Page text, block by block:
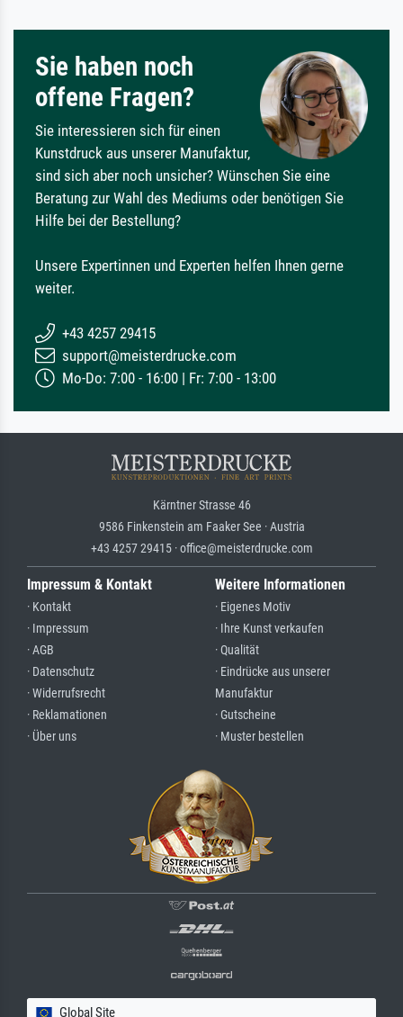
Sie haben noch
offene Fragen?
Sie interessieren sich für einen
Kunstdruck aus unserer Manufaktur,
sind sich aber noch unsicher? Wünschen Sie eine
Beratung zur Wahl des Mediums oder benötigen Sie
Hilfe bei der Bestellung?
Unsere Expertinnen und Experten helfen Ihnen gerne
weiter.
+43 4257 29415
support@meisterdrucke.com
Mo-Do: 7:00 - 16:00 | Fr: 7:00 - 13:00
Kärntner Strasse 46
9586 Finkenstein am Faaker See · Austria
+43 4257 29415 · office@meisterdrucke.com
Impressum & Kontakt
· Kontakt
· Impressum
· AGB
· Datenschutz
· Widerrufsrecht
· Reklamationen
· Über uns
Weitere Informationen
· Eigenes Motiv
· Ihre Kunst verkaufen
· Qualität
· Eindrücke aus unserer
Manufaktur
· Gutscheine
· Muster bestellen
Global Site